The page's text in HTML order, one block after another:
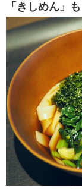
「きしめん」も